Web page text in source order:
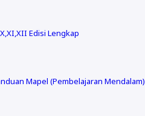
Edisi Lengkap
Mapel (Pembelajaran Mendalam)